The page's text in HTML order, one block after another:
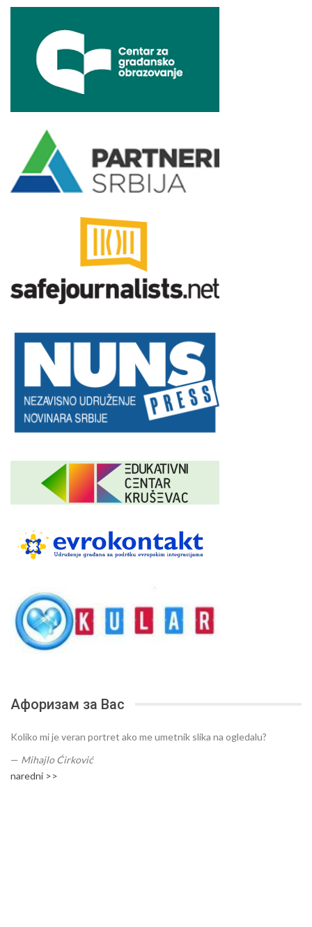
Афоризам за Вас
Koliko mi je veran portret ako me umetnik slika na ogledalu?
— Mihajlo Ćirković
naredni >>